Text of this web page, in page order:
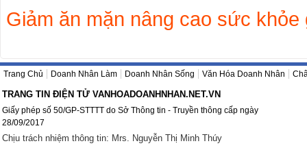
Giảm ăn mặn nâng cao sức khỏe
Trang Chủ Doanh Nhân Làm Doanh Nhân Sống Văn Hóa Doanh Nhân
TRANG TIN ĐIỆN TỬ VANHOADOANHNHAN.NET.VN
Giấy phép số 50/GP-STTTT do Sở Thông tin - Truyền thông cấp ngày
28/09/2017
Chịu trách nhiệm thông tin: Mrs. Nguyễn Thị Minh Thúy